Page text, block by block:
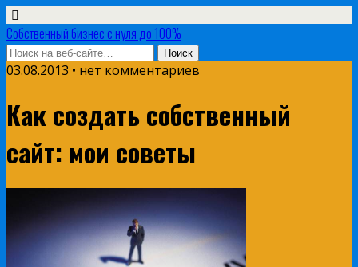
Собственный бизнес с нуля до 100%
03.08.2013 • нет комментариев
Как создать собственный
сайт: мои советы